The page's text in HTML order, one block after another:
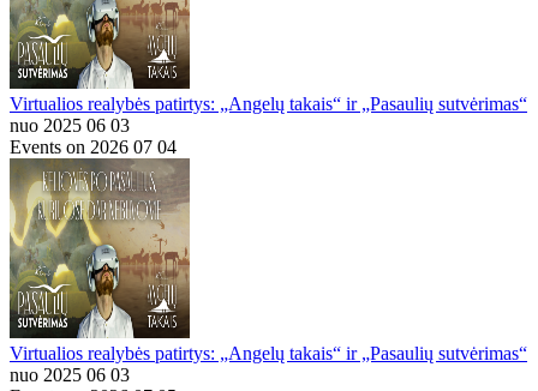
Virtualios realybės patirtys: „Angelų takais“ ir „Pasaulių sutvėrimas“
nuo 2025 06 03
Events on 2026 07 04
Virtualios realybės patirtys: „Angelų takais“ ir „Pasaulių sutvėrimas“
nuo 2025 06 03